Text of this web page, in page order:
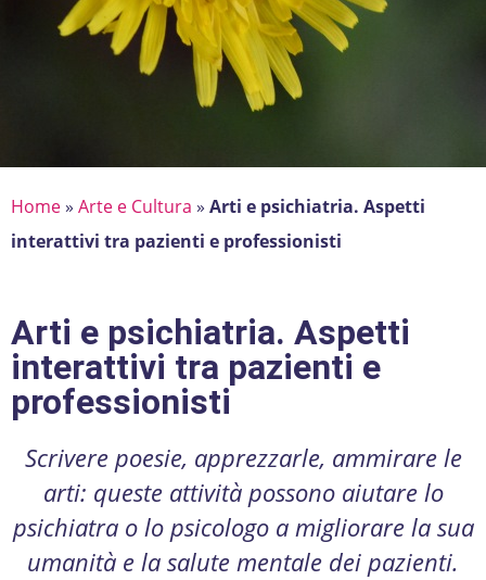
Home» Arte e Cultura » Arti e psichiatria. Aspetti
interattivi tra pazienti e professionisti
Arti e psichiatria. Aspetti
interattivi tra pazienti e
professionisti
Scrivere poesie, apprezzarle, ammirare le
arti: queste attività possono aiutare lo
psichiatra o lo psicologo a migliorare la sua
umanità e la salute mentale dei pazienti.